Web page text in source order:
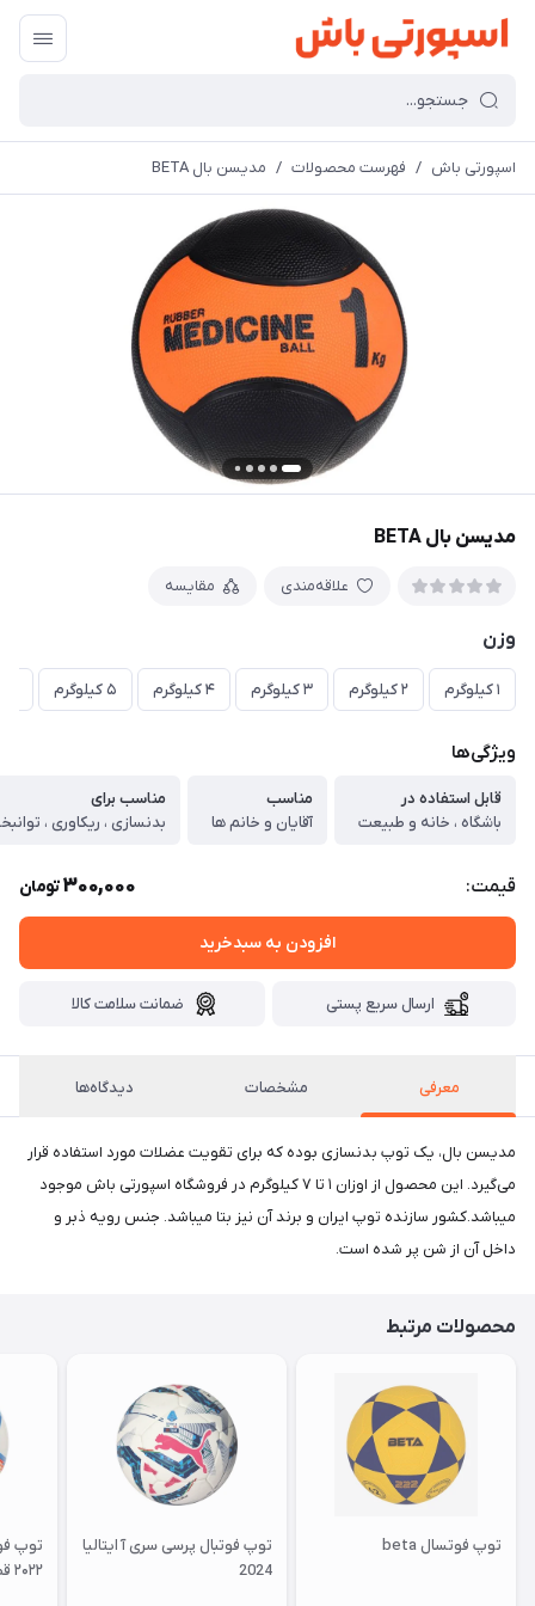
اسپورتی باش / فهرست محصولات / مدیسن بال BETA
مدیسن بال BETA
علاقه‌مندی مقایسه
وزن
۱ کیلوگرم ۲ کیلوگرم ۳ کیلوگرم ۴ کیلوگرم ۵ کیلوگرم
ویژگی‌ها
قابل استفاده در
باشگاه ، خانه و طبیعت
مناسب
آقایان و خانم ها
مناسب برای
بدنسازی ، ریکاوری ،
قیمت: 300,000تومان
افزودن به سبدخرید
ارسال سریع پستی ضمانت سلامت کالا
معرفی مشخصات دیدگاه‌ها
مدیسن بال، یک توپ بدنسازی بوده که برای تقویت عضلات مورد استفاده قرار
می‌گیرد. این محصول از اوزان ۱ تا ۷ کیلوگرم در فروشگاه اسپورتی باش موجود
میباشد.کشور سازنده توپ ایران و برند آن نیز بتا میباشد. جنس رویه ذبر و
داخل آن از شن پر شده است.
محصولات مرتبط
توپ فوتسال beta
توپ فوتبال پرسی سری آ ایتالیا
2024
توپ
۲۰۲۲ قطر